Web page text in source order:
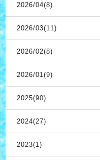
2026/04(8)
2026/03(11)
2026/02(8)
2026/01(9)
2025(90)
2024(27)
2023(1)